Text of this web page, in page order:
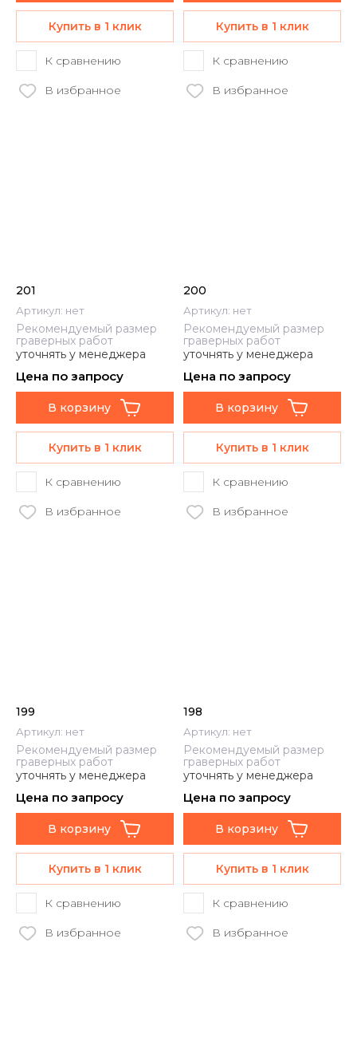
Купить в 1 клик
К сравнению
В избранное
Купить в 1 клик
К сравнению
В избранное
201
Артикул: нет
Рекомендуемый размер
граверных работ
уточнять у менеджера
Цена по запросу
В корзину
Купить в 1 клик
К сравнению
В избранное
200
Артикул: нет
Рекомендуемый размер
граверных работ
уточнять у менеджера
Цена по запросу
В корзину
Купить в 1 клик
К сравнению
В избранное
199
Артикул: нет
Рекомендуемый размер
граверных работ
уточнять у менеджера
Цена по запросу
В корзину
Купить в 1 клик
К сравнению
В избранное
198
Артикул: нет
Рекомендуемый размер
граверных работ
уточнять у менеджера
Цена по запросу
В корзину
Купить в 1 клик
К сравнению
В избранное